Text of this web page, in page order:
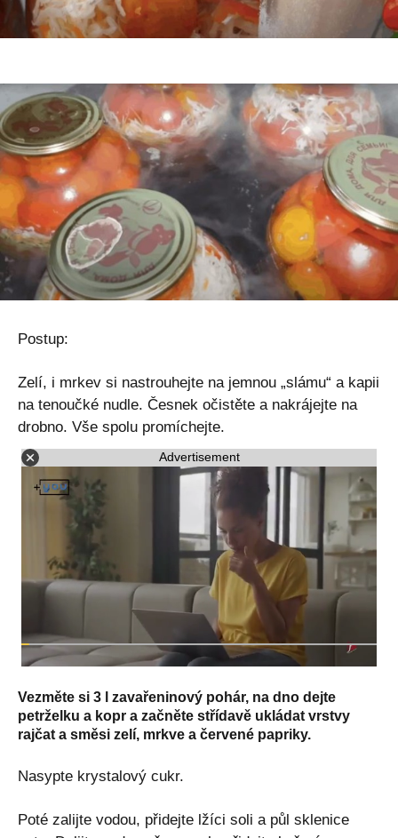
Postup:
Zelí, i mrkev si nastrouhejte na jemnou „slámu“ a kapii
na tenoučké nudle. Česnek očistěte a nakrájejte na
drobno. Vše spolu promíchejte.
Advertisement
Vezměte si 3 l zavařeninový pohár, na dno dejte
petrželku a kopr a začněte střídavě ukládat vrstvy
rajčat a směsi zelí, mrkve a červené papriky.
Nasypte krystalový cukr.
Poté zalijte vodou, přidejte lžíci soli a půl sklenice